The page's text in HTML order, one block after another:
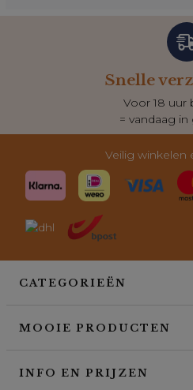
Snelle
Voor 18 uur
= vandaag
Veilig winkelen
CATEGORIEËN
MOOIE PRODUCTEN
INFO EN PRIJZEN